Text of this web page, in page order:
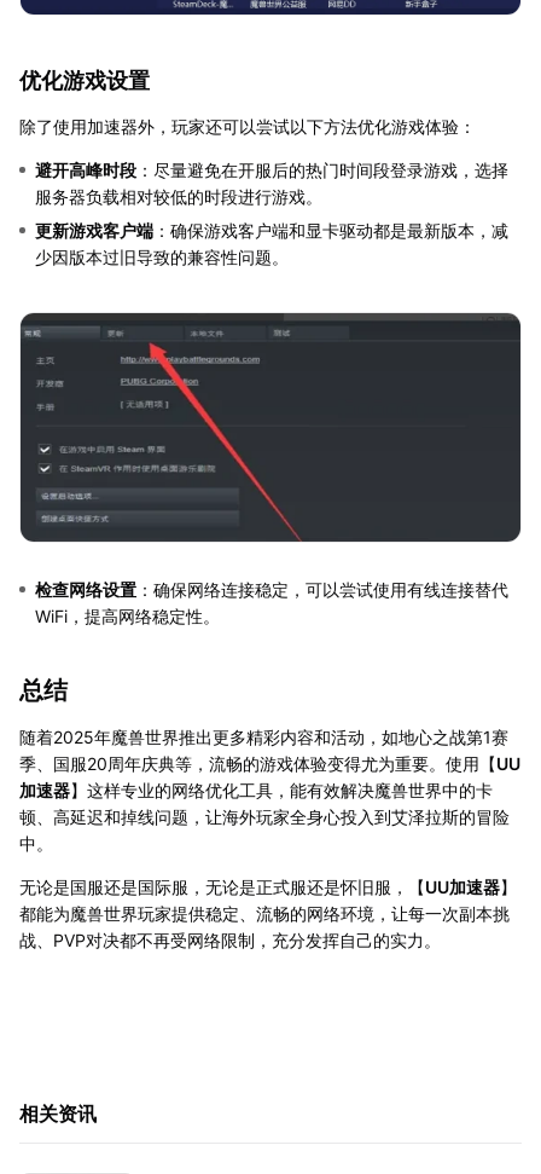
优化游戏设置
除了使用加速器外，玩家还可以尝试以下方法优化游戏体验：
避开高峰时段 ：尽量避免在开服后的热门时间段登录游戏，选择
服务器负载相对较低的时段进行游戏。
更新游戏客户端 ：确保游戏客户端和显卡驱动都是最新版本，减
少因版本过旧导致的兼容性问题。
检查网络设置 ：确保网络连接稳定，可以尝试使用有线连接替代
WiFi，提高网络稳定性。
总结
随着2025年魔兽世界推出更多精彩内容和活动，如地心之战第1赛
季、国服20周年庆典等，流畅的游戏体验变得尤为重要。使用【UU
加速器】这样专业的网络优化工具，能有效解决魔兽世界中的卡
顿、高延迟和掉线问题，让海外玩家全身心投入到艾泽拉斯的冒险
中。
无论是国服还是国际服，无论是正式服还是怀旧服，【UU加速器】
都能为魔兽世界玩家提供稳定、流畅的网络环境，让每一次副本挑
战、PVP对决都不再受网络限制，充分发挥自己的实力。
相关资讯